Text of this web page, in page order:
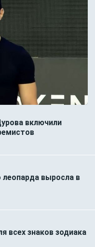
включили
леопарда выросла в
всех знаков зодиака